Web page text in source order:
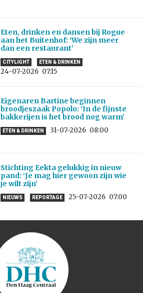
Eten, drinken en dansen bij Rogue
aan het Buitenhof: ‘We zijn meer
dan een restaurant’
CITYLIGHT ETEN & DRINKEN
24-07-2026 07:15
Eigenaren Bartine beginnen
broodjeszaak Popolo: ‘In de fijnste
bakkerijen is het brood nog warm’
ETEN & DRINKEN 31-07-2026 08:00
Stichting Eekta gelukkig in nieuw
pand: ‘Je mag hier gewoon zijn wie
je wilt zijn’
NIEUWS REPORTAGE 25-07-2026 07:00